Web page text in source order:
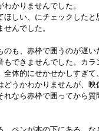
かりませんでした。
しい、にチェックしたと
んでした。
のも、赤枠で囲うのが遅い
できませんでした。カラ
全体的にせかせかしすぎて
うかわかりませんが、映
なら赤枠で囲ってから質